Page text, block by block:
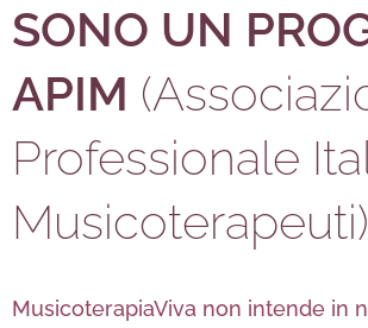
SONO UN
APIM
Professionale
MusicoterapiaViva non intende in